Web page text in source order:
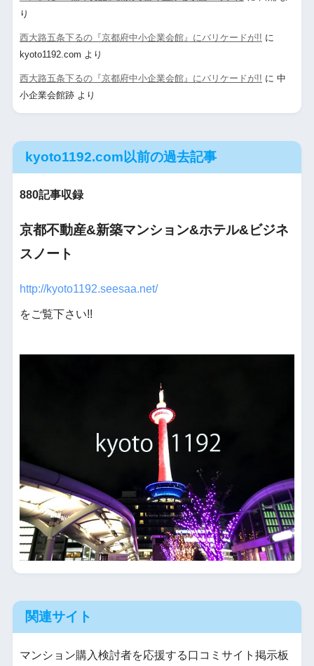
り
西大路五条下るの『京都府中小企業会館』にバリケードが!! に
kyoto1192.com より
西大路五条下るの『京都府中小企業会館』にバリケードが!! に 中
小企業会館跡より
kyoto1192.com以前の過去記事
880記事収録
京都不動産&新築マンション&ホテル&ビジネ
スノート
http://kyoto1192.seesaa.net/
をご覧下さい!!
関連サイト
マンション購入検討者を応援する口コミサイト掲示板